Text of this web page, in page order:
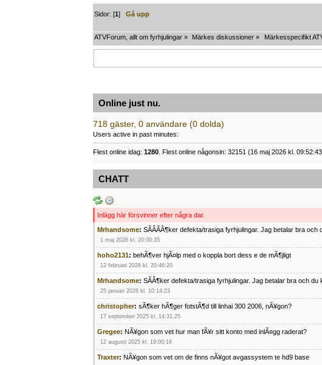
Sidor: [1]Gå upp
ATVForum, allt om fyrhjulingar » Märkes diskussioner » Märkesspecifikt
Online just nu.
718 gäster, 0 användare (0 dolda)
Users active in past minutes:
Flest online idag: 1280. Flest online någonsin: 32151 (16 maj 2026 kl.
CHATT
Inlägg här försvinner efter några dar.
Mrhandsome: SÃÂÃÂ¶ker defekta/trasiga fyrhjulingar. Jag betalar bra och
1 maj 2026 kl. 20:00:35
hoho2131: behÃ¶ver hjÃ¤lp med o koppla bort dess e de mÃ¶jligt
12 februari 2026 kl. 20:46:20
Mrhandsome: SÃÂ¶ker defekta/trasiga fyrhjulingar. Jag betalar bra och du
25 januari 2026 kl. 10:14:23
christopher: sÃ¶ker hÃ¶ger fotstÃ¶d till linhai 300 2006, nÃ¥gon?
17 september 2025 kl. 14:31:25
Gregee: NÃ¥gon som vet hur man fÃ¥r sitt konto med inlÃ¤gg raderat?
12 augusti 2025 kl. 19:00:16
Traxter: NÃ¥gon som vet om de finns nÃ¥got avgassystem te hd9 base